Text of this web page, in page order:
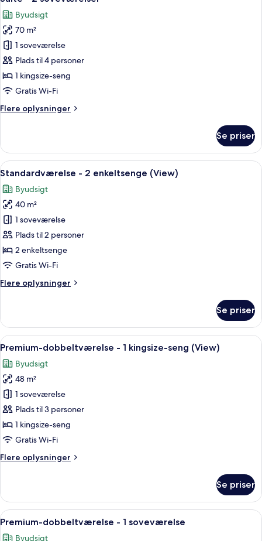
(View)
alle
billeder
af
Suite
-
2
soveværelser
Byudsigt
70 m²
1 soveværelse
Plads til 4 personer
1 kingsize-seng
Gratis Wi-Fi
Flere oplysninger
Flere
-
soveværelser
Se priser
Indlæs
alle
billeder
af
Standardværelse
-
2
enkeltsenge
En stor seng med hvide sengetøj,
4
Standardværelse - 2 enkeltsenge (View)
Byudsigt
40 m²
1 soveværelse
Plads til 2 personer
2 enkeltsenge
Gratis Wi-Fi
Flere oplysninger
Flere
-
enkeltsenge
Se priser
Indlæs
alle
billeder
af
Premium-
dobbeltværelse
-
1
seng
Et moderne hotelværelse med en
4
Premium-dobbeltværelse - 1 kingsize-seng (View)
Byudsigt
48 m²
1 soveværelse
Plads til 3 personer
1 kingsize-seng
Gratis Wi-Fi
Flere oplysninger
Flere
dobbeltværelse
1
Se priser
Indlæs
alle
Et moderne hotelværelse med et
5
Premium-dobbeltværelse - 1 soveværelse
Byudsigt